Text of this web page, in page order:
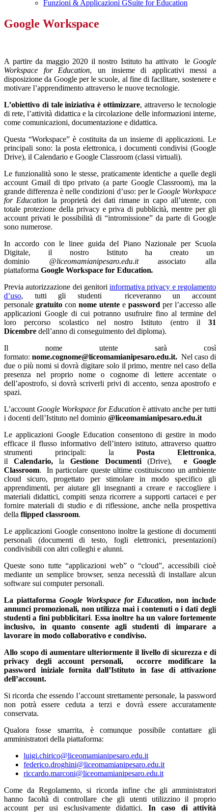
Funzioni & Applicazioni GSuite for Education
Google Workspace
A partire da maggio 2020 il nostro Istituto ha attivato le Google
Workspace for Education, un insieme di applicativi messi a
disposizione da Google per le scuole, al fine di facilitare, sostenere e
motivare l’apprendimento attraverso le nuove tecnologie.
L’obiettivo di tale iniziativa è ottimizzare, attraverso le tecnologie
di rete, l’attività didattica e la circolazione delle informazioni interne,
come comunicazioni, documentazione e didattica.
Questa “Workspace” è costituita da un insieme di applicazioni. Le
principali sono: la posta elettronica, i documenti condivisi (Google
Drive), il Calendario e Google Classroom (classi virtuali).
Le funzionalità sono le stesse, praticamente identiche a quelle degli
account Gmail di tipo privato (a parte Google Classroom), ma la
grande differenza è nelle condizioni d’uso: per le Google Workspace
for Education la proprietà dei dati rimane in capo all’utente, con
totale protezione della privacy e priva di pubblicità, mentre per gli
account privati le possibilità di “intromissione” da parte di Google
sono numerose.
In accordo con le linee guida del Piano Nazionale per Scuola
Digitale, il nostro Istituto ha creato un
dominio @liceomamianipesaro.edu.it
associato alla
piattaforma Google Workspace for Education.
Previa autorizzazione dei genitoriinformativa privacy e regolamento
d’uso, tutti gli studenti riceveranno un account
personale gratuito con nome utente e password per l’accesso alle
applicazioni Google di cuipotranno usufruire fino al termine del
loro percorso scolastico nel nostro Istituto (entro il 31
Dicembre dell’anno di conseguimento del diploma).
Il nome utente sarà così
formato: nome.cognome@liceomamianipesaro.edu.it. Nel caso di
due o più nomi si dovrà digitare solo il primo, mentre nel caso della
presenza nel proprio nome o cognome di lettere accentate o
dell’apostrofo, si dovrà scriverli privi di accento, senza apostrofo e
spazi.
L’account Google Workspace for Education è attivato anche per tutti
i docenti dell’Istituto nel dominio @liceomamianipesaro.edu.it
Le applicazioni Google Education consentono di gestire in modo
efficace il flusso informativo dell’intero istituto, attraverso quattro
strumenti principali: la
Posta Elettronica,
ilCalendario,laGestione Documenti(Drive),
e Google
Classroom. In particolare queste ultime costituiscono un ambiente
cloud sicuro, progettato per stimolare in modo specifico gli
apprendimenti, per aiutare gli insegnanti a creare e raccogliere i
materiali didattici, compiti senza ricorrere a supporti cartacei e per
fornire materiali di studio e di riflessione, anche nella prospettiva
della flipped classroom.
Le applicazioni Google consentono inoltre la gestione di documenti
personali (documenti di testo, fogli elettronici, presentazioni)
condivisibili con altri colleghi e alunni.
Queste sono tutte “applicazioni web” o “cloud”, accessibili cioè
mediante un semplice browser, senza necessità di installare alcun
software sui computer personali.
La piattaforma Google Workspace for Education, non include
annunci promozionali, non utilizza mai i contenuti o i dati degli
studenti a fini pubblicitari. Essa inoltre ha un valore fortemente
inclusivo, in quanto consente agli studenti di imparare a
lavorare in modo collaborativo e condiviso.
Allo scopo di aumentare ulteriormente il livello di sicurezza e di
privacy degli account personali, occorre modificare la
password iniziale fornita dall’Istituto in fase di attivazione
dell’account.
Si ricorda che essendo l’account strettamente personale, la password
non potrà essere ceduta a terzi e dovrà essere accuratamente
conservata.
Qualora fosse smarrita, è comunque possibile contattare gli
amministratori della piattaforma:
luigi.chirico@liceomamianipesaro.edu.it
federico.droghini@liceomamianipesaro.edu.it
riccardo.marconi@liceomamianipesaro.edu.it
Come da Regolamento, si ricorda infine che gli amministratori
hanno facoltà di controllare che gli utenti utilizzino il proprio
account per usi esclusivamente didattici. In caso di attività